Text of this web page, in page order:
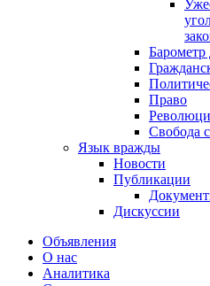
Барометр
Право
Свобода
Язык вражды
Новости
Публикации
Дискуссии
Объявления
О нас
Аналитика